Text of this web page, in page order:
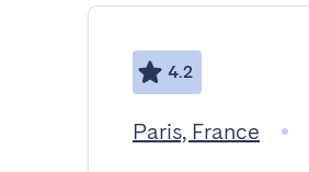
4.2
Paris, France